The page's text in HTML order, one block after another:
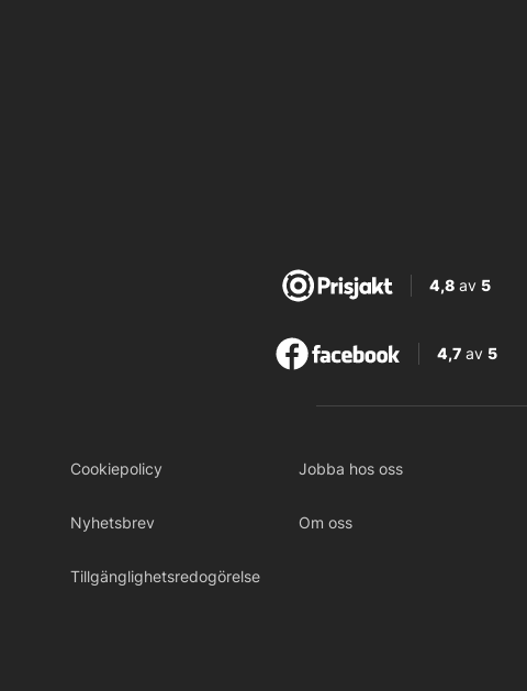
4,8 av5
4,7av 5
Cookiepolicy Jobba hos oss
Nyhetsbrev Om oss
Tillgänglighetsredogörelse